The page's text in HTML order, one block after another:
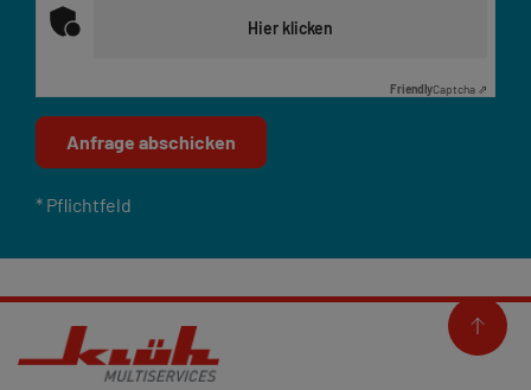
Hier klicken
FriendlyCaptcha ⇗
Anfrage abschicken
* Pflichtfeld